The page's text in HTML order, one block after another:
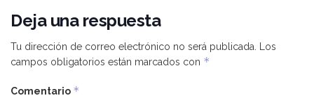
Deja una respuesta
Tu dirección de correo electrónico no será publicada. Los
campos obligatorios están marcados con *
Comentario *